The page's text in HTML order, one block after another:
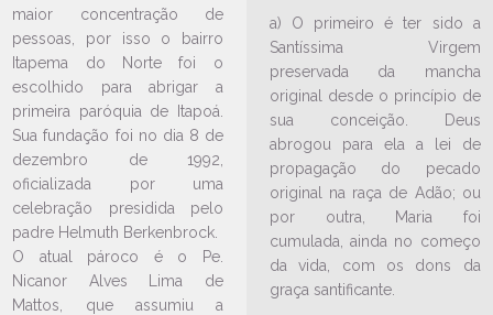
LEIA NO DIOCESE INFORMA
Lideranças da paróquia de
Itapoá se reúnem no Domingo
da Unidade
13/03/2024 Ouça a notícia
CATEGORIA
maior concentração de
pessoas, por isso o bairro
Itapema do Norte foi o
escolhido para abrigar a
primeira paróquia de Itapoá.
Sua fundação foi no dia 8 de
dezembro de 1992,
oficializada por uma
celebração presidida pelo
padre Helmuth Berkenbrock.
O atual pároco é o Pe.
Nicanor Alves Lima de
Mattos, que assumiu a
a) O primeiro é ter sido a
Santíssima Virgem
preservada da mancha
original desde o princípio de
sua conceição. Deus
abrogou para ela a lei de
propagação do pecado
original na raça de Adão; ou
por outra, Maria foi
cumulada, ainda no começo
da vida, com os dons da
graça santificante.